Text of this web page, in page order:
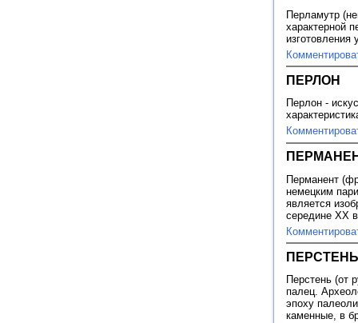
Перламутр
характерной
изготовления
ПЕРЛОН
Перлон -
Перманент
немецким
является
середине XX
Перстень (от
палец.
эпоху
каменные, в